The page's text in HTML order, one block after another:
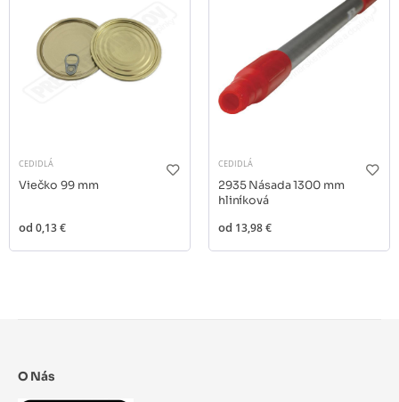
CEDIDLÁ
Viečko 99 mm
od 0,13 €
CEDIDLÁ
2935 Násada 1300 mm
hliníková
od 13,98 €
O Nás